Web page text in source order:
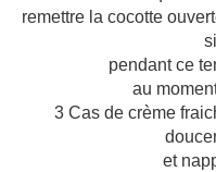
remettre la cocotte
pendant ce
au
3 Cas de crème
et